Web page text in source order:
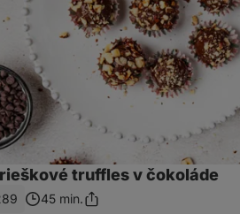
truffles v čokoláde
45 min.Zdieľať